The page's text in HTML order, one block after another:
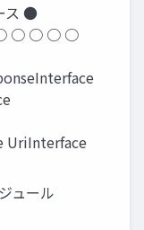
ス ●
○ ○ ○ ○ ○
UriInterface
ュール